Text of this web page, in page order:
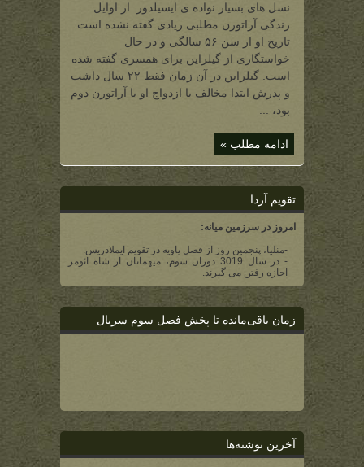
آراگورن
اله
سار)
نسل های بسیار نواده ی ایسیلدور. از اوایل
زندگی آراتورن مطلبی زیادی گفته نشده است.
تاریخ او از سن ۵۶ سالگی و در حال
خواستگاری از گیلراین برای همسری گفته شده
است. گیلراین در آن زمان فقط ۲۲ سال داشت
و پدرش ابتدا مخالف با ازدواج او با آراتورن دوم
بود، ...
ادامه مطلب »
تقویم آردا
امروز در سرزمین میانه:
-منلیا، پنجمین روز از فصل یاویه در تقویم ایملادریس.
- در سال 3019 دوران سوم، میهمانان از شاه ائومر
اجازه رفتن می گیرند.
زمان باقی‌مانده تا پخش فصل سوم سریال
آخرین نوشته‌ها